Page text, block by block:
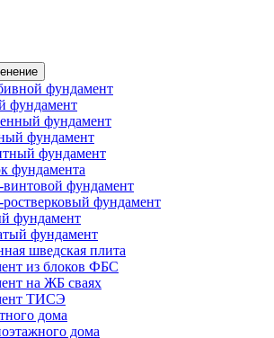
фундамент
фундамент
фундамент
фундамент
фундамент
фундамента
фундамент
фундамент
фундамент
фундамент
шведская плита
из блоков ФБС
на ЖБ сваях
ТИСЭ
дома
дома